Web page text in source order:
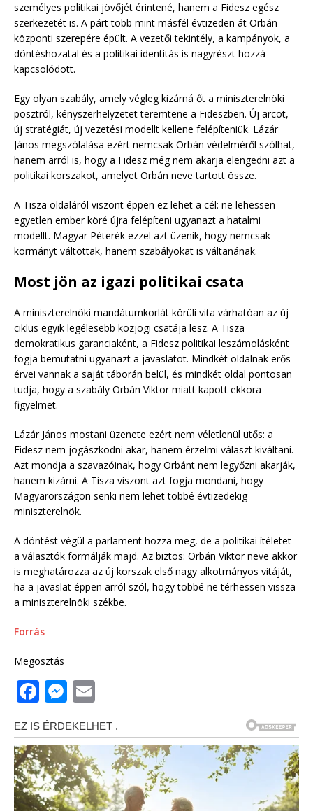
személyes politikai jövőjét érintené, hanem a Fidesz egész
szerkezetét is. A párt több mint másfél évtizeden át Orbán
központi szerepére épült. A vezetői tekintély, a kampányok, a
döntéshozatal és a politikai identitás is nagyrészt hozzá
kapcsolódott.
Egy olyan szabály, amely végleg kizárná őt a miniszterelnöki
posztról, kényszerhelyzetet teremtene a Fideszben. Új arcot,
új stratégiát, új vezetési modellt kellene felépíteniük. Lázár
János megszólalása ezért nemcsak Orbán védelméről szólhat,
hanem arról is, hogy a Fidesz még nem akarja elengedni azt a
politikai korszakot, amelyet Orbán neve tartott össze.
A Tisza oldaláról viszont éppen ez lehet a cél: ne lehessen
egyetlen ember köré újra felépíteni ugyanazt a hatalmi
modellt. Magyar Péterék ezzel azt üzenik, hogy nemcsak
kormányt váltottak, hanem szabályokat is váltanának.
Most jön az igazi politikai csata
A miniszterelnöki mandátumkorlát körüli vita várhatóan az új
ciklus egyik legélesebb közjogi csatája lesz. A Tisza
demokratikus garanciaként, a Fidesz politikai leszámolásként
fogja bemutatni ugyanazt a javaslatot. Mindkét oldalnak erős
érvei vannak a saját táborán belül, és mindkét oldal pontosan
tudja, hogy a szabály Orbán Viktor miatt kapott ekkora
figyelmet.
Lázár János mostani üzenete ezért nem véletlenül ütős: a
Fidesz nem jogászkodni akar, hanem érzelmi választ kiváltani.
Azt mondja a szavazóinak, hogy Orbánt nem legyőzni akarják,
hanem kizárni. A Tisza viszont azt fogja mondani, hogy
Magyarországon senki nem lehet többé évtizedekig
miniszterelnök.
A döntést végül a parlament hozza meg, de a politikai ítéletet
a választók formálják majd. Az biztos: Orbán Viktor neve akkor
is meghatározza az új korszak első nagy alkotmányos vitáját,
ha a javaslat éppen arról szól, hogy többé ne térhessen vissza
a miniszterelnöki székbe.
Forrás
Megosztás
F
a
c
e
b
o
M
ss
e
n
g
ai
l